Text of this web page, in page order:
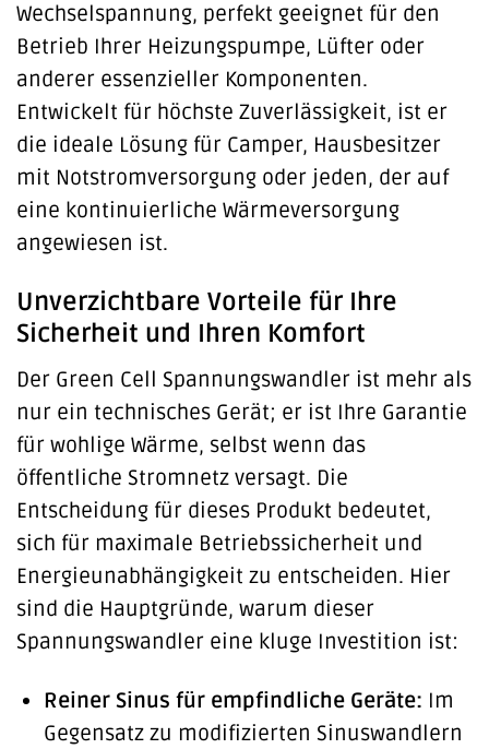
Wechselspannung, perfekt geeignet für den
Betrieb Ihrer Heizungspumpe, Lüfter oder
anderer essenzieller Komponenten.
Entwickelt für höchste Zuverlässigkeit, ist er
die ideale Lösung für Camper, Hausbesitzer
mit Notstromversorgung oder jeden, der auf
eine kontinuierliche Wärmeversorgung
angewiesen ist.
Unverzichtbare Vorteile für Ihre
Sicherheit und Ihren Komfort
Der Green Cell Spannungswandler ist mehr als
nur ein technisches Gerät; er ist Ihre Garantie
für wohlige Wärme, selbst wenn das
öffentliche Stromnetz versagt. Die
Entscheidung für dieses Produkt bedeutet,
sich für maximale Betriebssicherheit und
Energieunabhängigkeit zu entscheiden. Hier
sind die Hauptgründe, warum dieser
Spannungswandler eine kluge Investition ist:
Reiner Sinus für empfindliche Geräte: Im
Gegensatz zu modifizierten Sinuswandlern